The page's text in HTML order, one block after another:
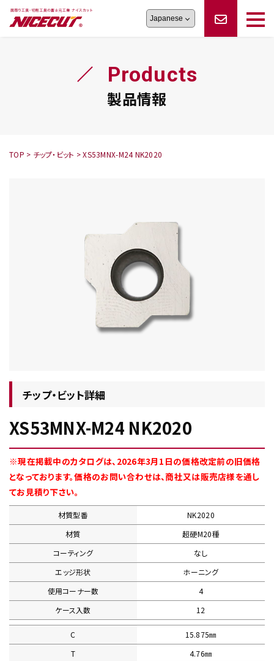
旋盤工具シリーズ
シリーズ
生産終了品
オーダー品依頼
フェイス・ショルダーシリーズかんたんオーダー
トラブルシューティング
ロックピンの逆ジメに注意
Products
製品情報
TOP > チップ・ビット >XS53MNX-M24 NK2020
チップ・ビット詳細
XS53MNX-M24 NK2020
※現在掲載中のカタログは、2026年3月1日の価格改定前の旧価格
となっております。価格のお問い合わせは、商社又は販売店様を通し
てお見積り下さい。
材質型番
NK2020
材質
超硬M20種
コーティング
なし
エッジ形状
ホーニング
使用コーナー数
4
ケース入数
12
C
15.875㎜
T
4.76㎜